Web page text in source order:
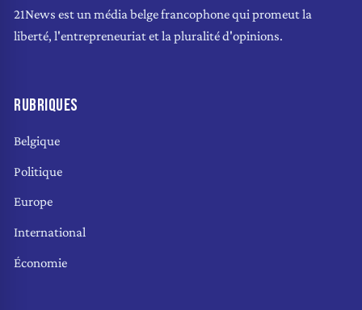
21News est un média belge francophone qui promeut la
liberté, l'entrepreneuriat et la pluralité d'opinions.
RUBRIQUES
Belgique
Politique
Europe
International
Économie